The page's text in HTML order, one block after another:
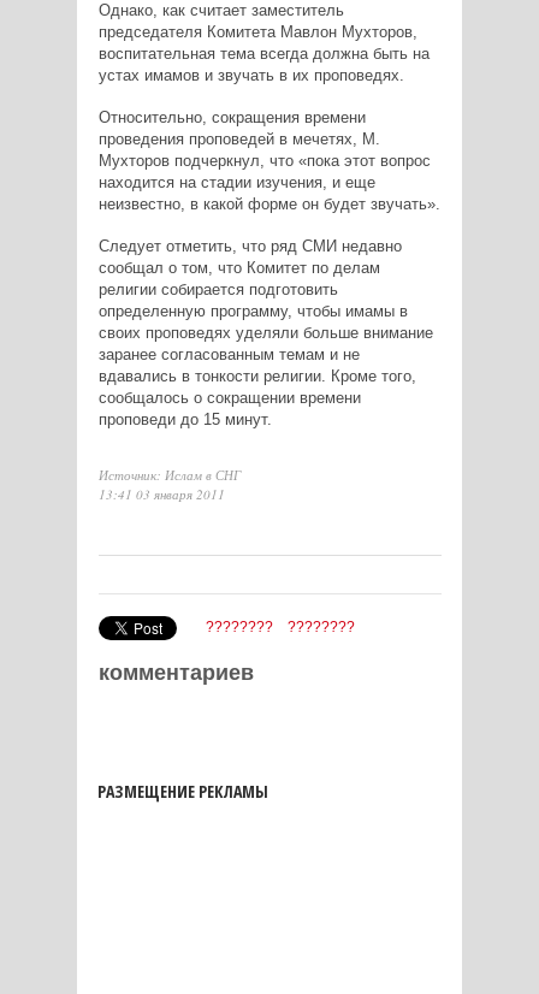
Однако, как считает заместитель
председателя Комитета Мавлон Мухторов,
воспитательная тема всегда должна быть на
устах имамов и звучать в их проповедях.
Относительно, сокращения времени
проведения проповедей в мечетях, М.
Мухторов подчеркнул, что «пока этот вопрос
находится на стадии изучения, и еще
неизвестно, в какой форме он будет звучать».
Следует отметить, что ряд СМИ недавно
сообщал о том, что Комитет по делам
религии собирается подготовить
определенную программу, чтобы имамы в
своих проповедях уделяли больше внимание
заранее согласованным темам и не
вдавались в тонкости религии. Кроме того,
сообщалось о сокращении времени
проповеди до 15 минут.
Источник: Ислам в СНГ
13:41 03 января 2011
???????? ????????
комментариев
РАЗМЕЩЕНИЕ РЕКЛАМЫ